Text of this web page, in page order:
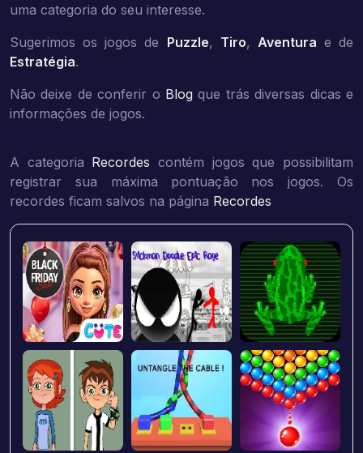
uma categoria do seu interesse.
Sugerimos os jogos de Puzzle, Tiro, Aventura e de
Estratégia.
Não deixe de conferir o Blog que trás diversas dicas e
informações de jogos.
A categoria Recordes contém jogos que possibilitam
registrar sua máxima pontuação nos jogos. Os
recordes ficam salvos na página Recordes